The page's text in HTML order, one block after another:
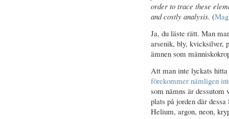
order to trace these
and costly analysis. (
Ja, du läste rätt. Man
arsenik, bly, kvicksilver,
ämnen som
Att man inte lyckats
förekommer nämligen
som nämns är dessutom
plats på jorden där
Helium, argon, neon,